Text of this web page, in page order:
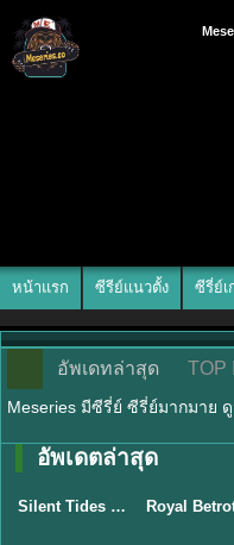
หน้าแรก ซีรีย์แนวตั้ง ซีรี่ย์เ
อัพเดทล่าสุด TOP
Meseries มีซีรี่ย์ ซีรี่ย์มากมาย
อัพเดตล่าสุด
★9.5
พากย์ไทย
Silent Tides คลื่นลมลวง (2025) พากย์ไทย ซับไทย EP.1-31 ★9